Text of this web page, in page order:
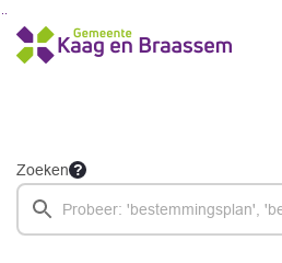
Ga naar de inhoud van deze pagina
Ga naar het zoeken
Ga naar het menu
Zoeken